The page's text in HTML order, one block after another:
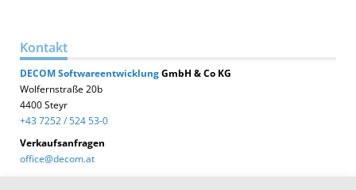
Kontakt
DECOMSoftwareentwicklungGmbH & Co KG
Wolfernstraße 20b
4400 Steyr
+43 7252 / 524 53-0
Verkaufsanfragen
office@decom.at